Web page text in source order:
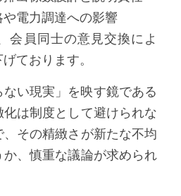
や電力調達への影響
会員同士の意見交換によ
ております。
い現実」を映す鏡である
は制度として避けられな
その精緻さが新たな不均
、慎重な議論が求められ